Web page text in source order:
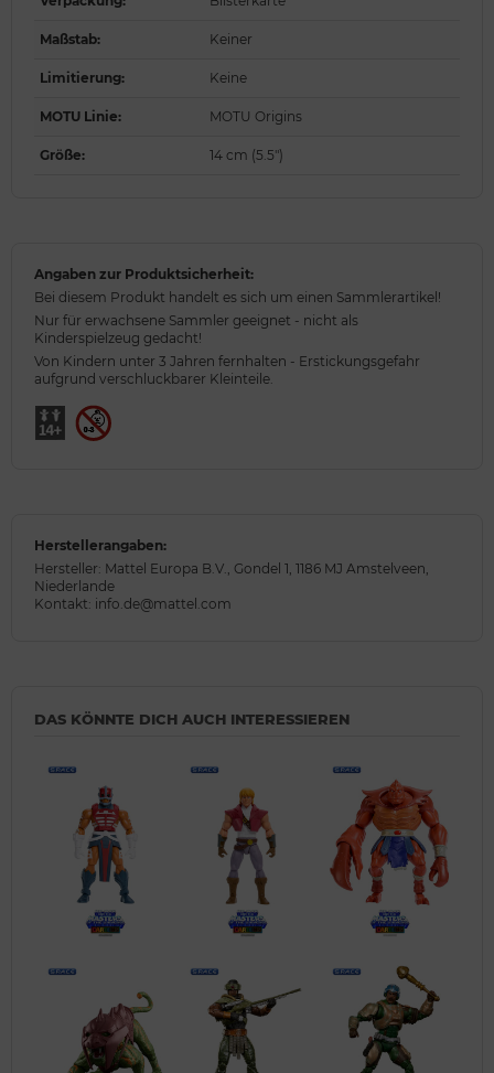
Maßstab: Keiner
Limitierung: Keine
MOTU Linie: MOTU Origins
Größe: 14 cm (5.5")
Angaben zur Produktsicherheit:
Bei diesem Produkt handelt es sich um einen Sammlerartikel!
Nur für erwachsene Sammler geeignet - nicht als
Kinderspielzeug gedacht!
Von Kindern unter 3 Jahren fernhalten - Erstickungsgefahr
aufgrund verschluckbarer Kleinteile.
Herstellerangaben:
Hersteller: Mattel Europa B.V., Gondel 1, 1186 MJ Amstelveen,
Niederlande
Kontakt: info.de@mattel.com
DAS KÖNNTE DICH AUCH INTERESSIEREN